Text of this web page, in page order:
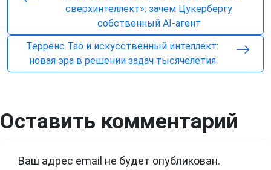
сверхинтеллект»: зачем Цукербергу
собственный AI-агент
Терренс Тао и искусственный интеллект:
новая эра в решении задач тысячелетия
Оставить комментарий
Ваш адрес email не будет опубликован.